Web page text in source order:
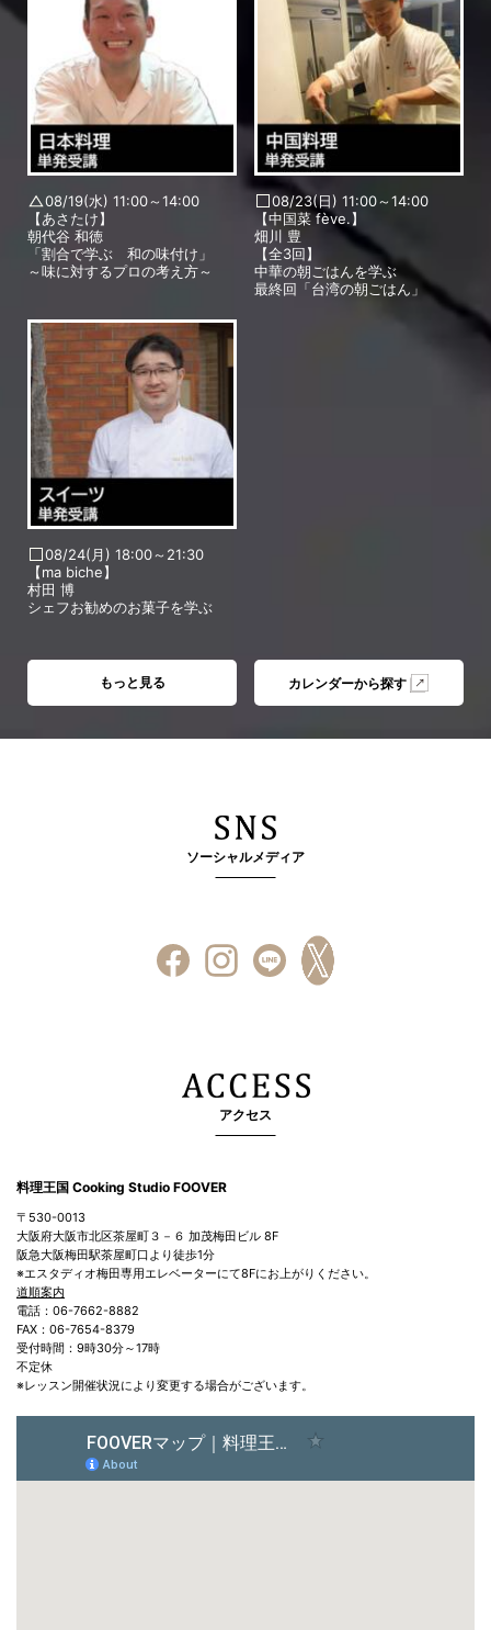
08/19(水) 11:00～14:00
【あさたけ】
朝代谷 和徳
「割合で学ぶ 和の味付け」
～味に対するプロの考え方～
08/23(日) 11:00～14:00
【中国菜 fève.】
畑川 豊
【全3回】
中華の朝ごはんを学ぶ
最終回「台湾の朝ごはん」
08/24(月) 18:00～21:30
【ma biche】
村田 博
シェフお勧めのお菓子を学ぶ
もっと見る カレンダーから探す
ソーシャルメディア
アクセス
料理王国 Cooking Studio FOOVER
〒530-0013
大阪府大阪市北区茶屋町３－６ 加茂梅田ビル 8F
阪急大阪梅田駅茶屋町口より徒歩1分
※エスタディオ梅田専用エレベーターにて8Fにお上がりください。
道順案内
電話：06-7662-8882
FAX：06-7654-8379
受付時間：9時30分～17時
不定休
※レッスン開催状況により変更する場合がございます。